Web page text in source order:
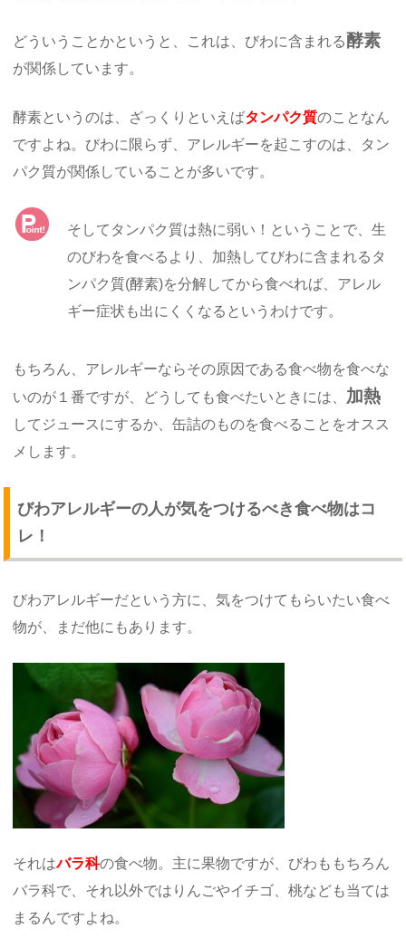
どういうことかというと、これは、びわに含まれる酵素
が関係しています。
酵素というのは、ざっくりといえばタンパク質のことなん
ですよね。びわに限らず、アレルギーを起こすのは、タン
パク質が関係していることが多いです。
そしてタンパク質は熱に弱い！ということで、生
のびわを食べるより、加熱してびわに含まれるタ
ンパク質(酵素)を分解してから食べれば、アレル
ギー症状も出にくくなるというわけです。
もちろん、アレルギーならその原因である食べ物を食べな
いのが１番ですが、どうしても食べたいときには、 加熱
してジュースにするか、缶詰のものを食べることをオスス
メします。
びわアレルギーの人が気をつけるべき食べ物はコ
レ！
びわアレルギーだという方に、気をつけてもらいたい食べ
物が、まだ他にもあります。
それはバラ科の食べ物。主に果物ですが、びわももちろん
バラ科で、それ以外ではりんごやイチゴ、桃なども当ては
まるんですよね。